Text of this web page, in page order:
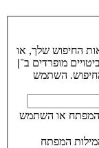
החיפוש שלך, או
מופרדים ב־|
השתמש
המפתח או השתמש
המפתח